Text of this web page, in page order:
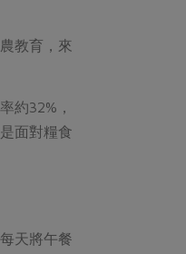
教育，來
約32%，
面對糧食
天將午餐